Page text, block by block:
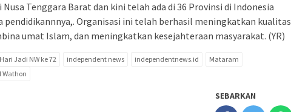
Nusa Tenggara Barat dan kini telah ada di 36 Provinsi di Indonesia
pendidikannnya,. Organisasi ini telah berhasil meningkatkan kualitas
umat Islam, dan meningkatkan kesejahteraan masyarakat. (YR)
Hari Jadi NW ke 72 independent news independentnews.id
Mataram
SEBARKAN